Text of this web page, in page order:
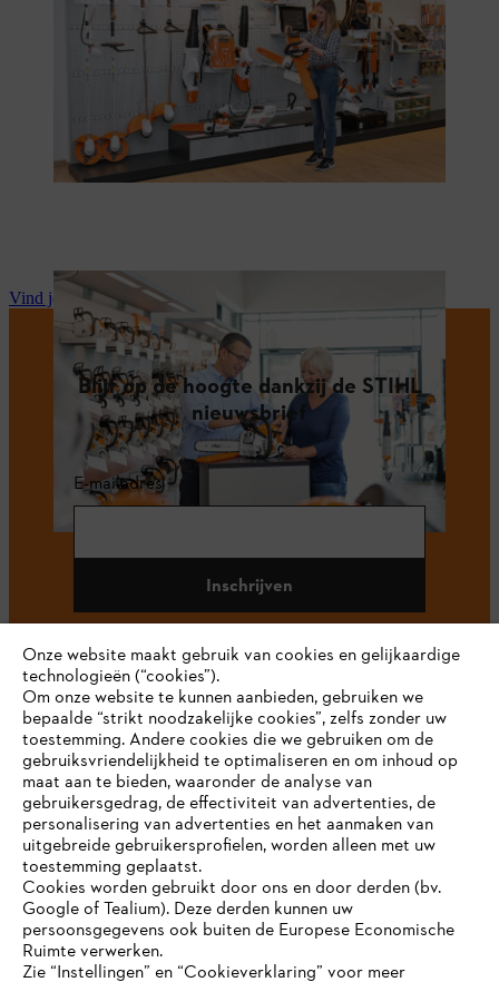
Vind je STIHL dealer
Blijf op de hoogte dankzij de STIHL
nieuwsbrief
E-mailadres
Inschrijven
#STIHL
Bedrijf
STIHL FAQ
Onze website maakt gebruik van cookies en gelijkaardige
technologieën (“cookies”).
Om onze website te kunnen aanbieden, gebruiken we
bepaalde “strikt noodzakelijke cookies”, zelfs zonder uw
toestemming. Andere cookies die we gebruiken om de
gebruiksvriendelijkheid te optimaliseren en om inhoud op
maat aan te bieden, waaronder de analyse van
gebruikersgedrag, de effectiviteit van advertenties, de
personalisering van advertenties en het aanmaken van
uitgebreide gebruikersprofielen, worden alleen met uw
toestemming geplaatst.
Cookies worden gebruikt door ons en door derden (bv.
Google of Tealium). Deze derden kunnen uw
persoonsgegevens ook buiten de Europese Economische
Ruimte verwerken.
Zie “Instellingen” en “Cookieverklaring” voor meer